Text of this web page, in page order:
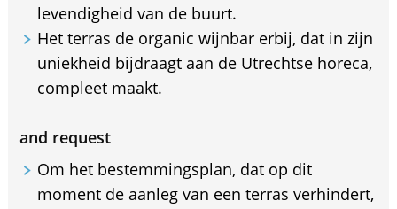
levendigheid van de buurt.
Het terras de organic wijnbar erbij, dat in zijn
uniekheid bijdraagt aan de Utrechtse horeca,
compleet maakt.
and request
Om het bestemmingsplan, dat op dit
moment de aanleg van een terras verhindert,